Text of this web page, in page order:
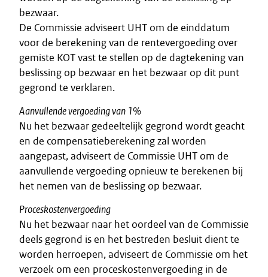
bezwaar.
De Commissie adviseert UHT om de einddatum
voor de berekening van de rentevergoeding over
gemiste KOT vast te stellen op de dagtekening van
beslissing op bezwaar en het bezwaar op dit punt
gegrond te verklaren.
Aanvullende vergoeding van 1%
Nu het bezwaar gedeeltelijk gegrond wordt geacht
en de compensatieberekening zal worden
aangepast, adviseert de Commissie UHT om de
aanvullende vergoeding opnieuw te berekenen bij
het nemen van de beslissing op bezwaar.
Proceskostenvergoeding
Nu het bezwaar naar het oordeel van de Commissie
deels gegrond is en het bestreden besluit dient te
worden herroepen, adviseert de Commissie om het
verzoek om een proceskostenvergoeding in de